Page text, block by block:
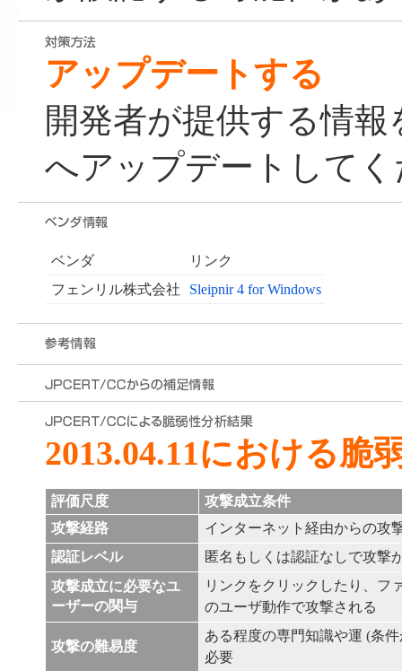
アップデートする
開発者が提供する情
へアップデートして
ベンダ
リンク
フェンリル株式会社
Sleipnir 4 for Windows
2013.04.11における脆
評価尺度
攻撃成立条件
攻撃経路
インターネット経由からの攻
認証レベル
匿名もしくは認証なしで攻撃
攻撃成立に必要なユ
ーザーの関与
リンクをクリックしたり、フ
のユーザ動作で攻撃される
攻撃の難易度
ある程度の専門知識や運 (条
必要